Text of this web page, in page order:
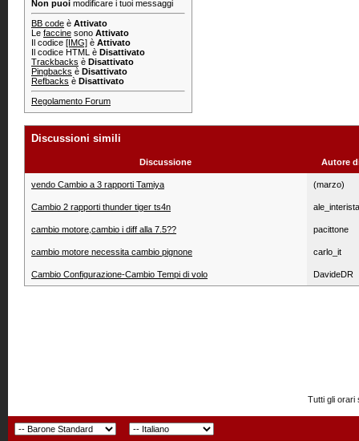
Non puoi modificare i tuoi messaggi
BB code è Attivato
Le faccine sono Attivato
Il codice [IMG] è Attivato
Il codice HTML è Disattivato
Trackbacks è Disattivato
Pingbacks è Disattivato
Refbacks è Disattivato
Regolamento Forum
Discussioni simili
Discussione Autore
vendo Cambio a 3 rapporti Tamiya (marzo)
Cambio 2 rapporti thunder tiger ts4n ale_interista
cambio motore,cambio i diff alla 7.5?? pacittone
cambio motore necessita cambio pignone carlo_it
Cambio Configurazione-Cambio Tempi di volo DavideDR
Tutti gli orari